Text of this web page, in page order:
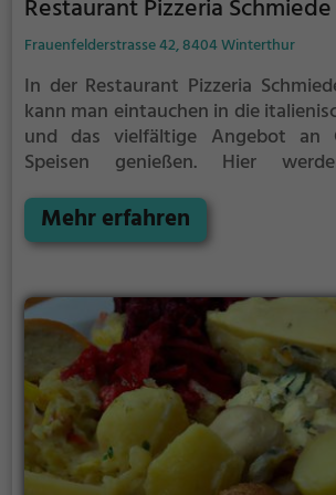
Restaurant Pizzeria Schmiede
Frauenfelderstrasse 42, 8404 Winterthur
In der Restaurant Pizzeria
kann man eintauchen in die
und das vielfältige Angebot an
Speisen genießen. Hier
angeboten, darunter auch
und sogar halal und biologische
einen gemütlichen Brunch
sicherlich fündig. Das Ambiente
und Genießen ein, und das
sorgt für einen rundum
Mehr erfahren